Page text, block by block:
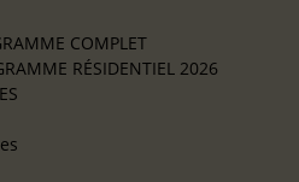
COMPLET
RÉSIDENTIEL 2026